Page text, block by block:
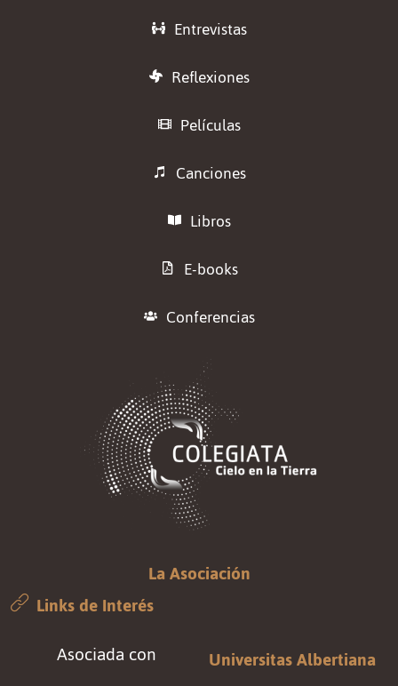
Entrevistas
Reflexiones
Películas
Canciones
Libros
E-books
Conferencias
La Asociación
Links de Interés
Asociada con
Universitas Albertiana